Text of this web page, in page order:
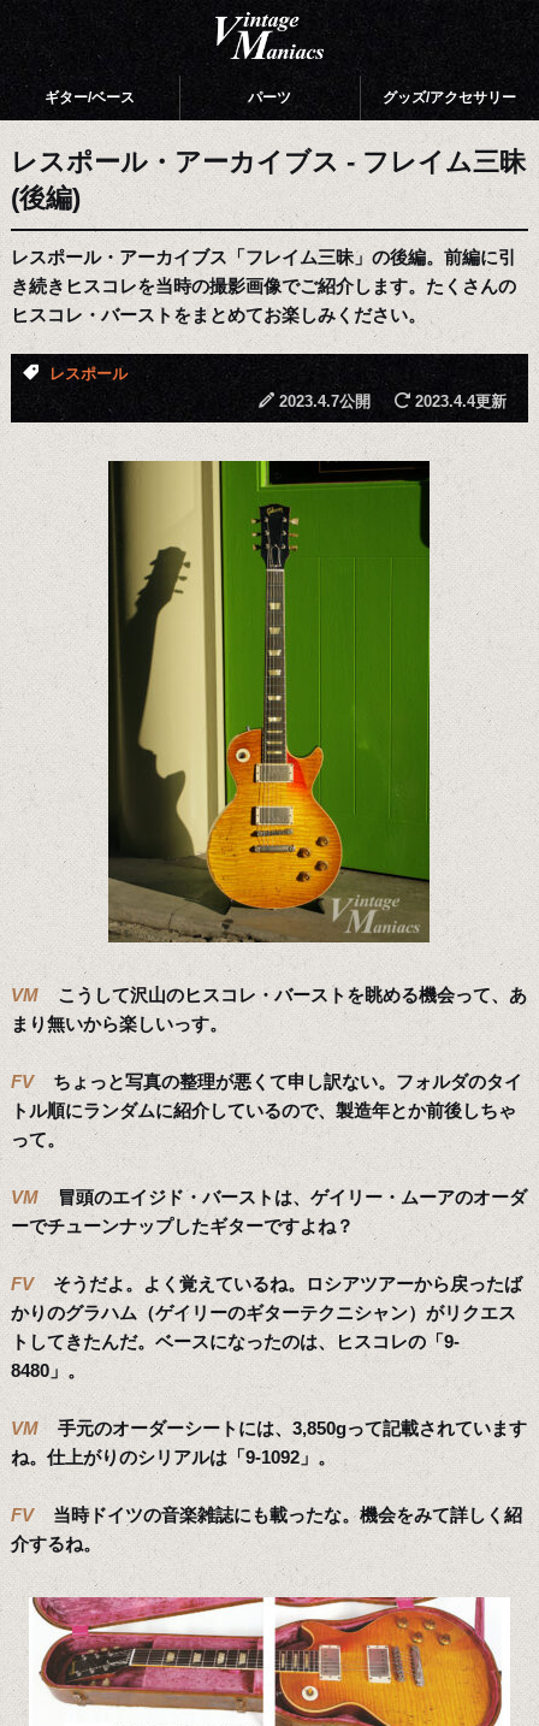
ギター/ベース パーツ グッズ/アクセサリー
レスポール・アーカイブス - フレイム三昧
(後編)
レスポール・アーカイブス「フレイム三昧」の後編。前編に引
き続きヒスコレを当時の撮影画像でご紹介します。たくさんの
ヒスコレ・バーストをまとめてお楽しみください。
レスポール
2023.4.7公開
2023.4.4更新
VM
こうして沢山のヒスコレ・バーストを眺める機会って、あ
まり無いから楽しいっす。
FV
ちょっと写真の整理が悪くて申し訳ない。フォルダのタイ
トル順にランダムに紹介しているので、製造年とか前後しちゃ
って。
VM
冒頭のエイジド・バーストは、ゲイリー・ムーアのオーダ
ーでチューンナップしたギターですよね？
FV
そうだよ。よく覚えているね。ロシアツアーから戻ったば
かりのグラハム（ゲイリーのギターテクニシャン）がリクエス
トしてきたんだ。ベースになったのは、ヒスコレの「9-
8480」。
VM
手元のオーダーシートには、3,850gって記載されています
ね。仕上がりのシリアルは「9-1092」。
FV
当時ドイツの音楽雑誌にも載ったな。機会をみて詳しく紹
介するね。